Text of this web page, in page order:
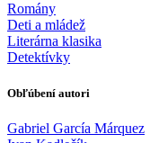
Romány
Deti a mládež
Literárna klasika
Detektívky
Obľúbení autori
Gabriel García Márquez